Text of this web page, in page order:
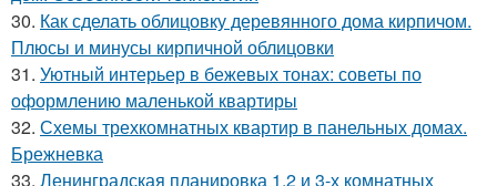
30. Как сделать облицовку деревянного дома кирпичом.
Плюсы и минусы кирпичной облицовки
31. Уютный интерьер в бежевых тонах: советы по
оформлению маленькой квартиры
32. Схемы трехкомнатных квартир в панельных домах.
Брежневка
33. Ленинградская планировка 1,2 и 3-х комнатных